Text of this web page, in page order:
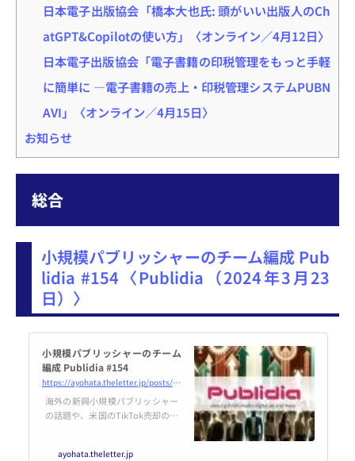
日本電子出版協会「橋本大也氏: 頭がいい出版人のCh
atGPT&Copilotの使い方」〈オンライン／4月12日〉
日本電子出版協会「電子書籍の印税管理をもっと手軽
に簡単に ―電子書籍の売上・印税管理システムPUBN
AVI」〈オンライン／4月15日〉
お知らせ
総合
小規模パブリッシャーのチーム編成 Pub
lidia #154〈Publidia（2024年3月23
日）〉
小規模パブリッシャーのチーム
編成 Publidia #154
https://ayohata.theletter.jp/posts/bee46b00-e6a8-11ee-b5a7-8f2ae7d8539c
海外の新興小規模パブリッシャー
の話題や、米国のTikTok売却の可
ayohata.theletter.jp